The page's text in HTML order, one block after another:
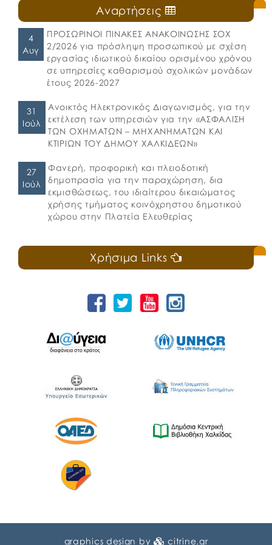
Αναρτήσεις
4
Αυγ
ΠΡΟΣΩΡΙΝΟΙ ΠΙΝΑΚΕΣ ΑΝΑΚΟΙΝΩΣΗΣ ΣΟΧ
2/2026 για πρόσληψη προσωπικού με σχέση
εργασίας ιδιωτικού δικαίου ορισμένου χρόνου
σε υπηρεσίες καθαρισμού σχολικών μονάδων
έτους 2026-2027
31
Ιούλ
Ανοικτός Ηλεκτρονικός Διαγωνισμός, για την
εκτέλεση των υπηρεσιών για την «ΑΣΦΑΛΙΣΗ
ΤΩΝ ΟΧΗΜΑΤΩΝ – ΜΗΧΑΝΗΜΑΤΩΝ ΚΑΙ
ΚΤΙΡΙΩΝ ΤΟΥ ΔΗΜΟΥ ΧΑΛΚΙΔΕΩΝ»
27
Ιούλ
Φανερή, προφορική και πλειοδοτική
δημοπρασία για την παραχώρηση, δια
εκμισθώσεως, του ιδιαίτερου δικαιώματος
χρήσης τμήματος κοινόχρηστου δημοτικού
χώρου στην Πλατεία Ελευθερίας
Χρήσιμα Links
graphics design by citrine.gr